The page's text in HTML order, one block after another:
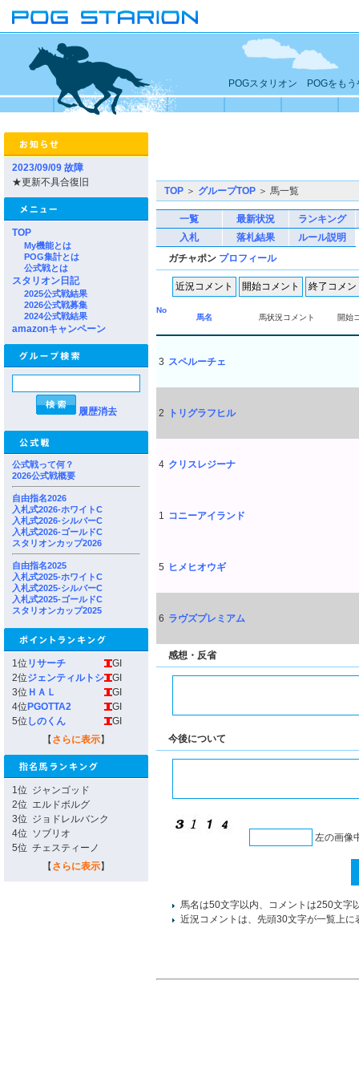
POGスタリオン POGをもう
2023/09/09 故障
★更新不具合復旧
TOP
My機能とは
POG集計とは
公式戦とは
スタリオン日記
2025公式戦結果
2026公式戦募集
2024公式戦結果
amazonキャンペーン
履歴消去
公式戦って何？
2026公式戦概要
自由指名2026
入札式2026-ホワイトC
入札式2026-シルバーC
入札式2026-ゴールドC
スタリオンカップ2026
自由指名2025
入札式2025-ホワイトC
入札式2025-シルバーC
入札式2025-ゴールドC
スタリオンカップ2025
1位 リサーチ
GI
2位ジェンティルトシ
GI
3位 ＨＡＬ
GI
4位 PGOTTA2
GI
5位 しのくん
GI
【 さらに表示】
1位 ジャンゴッド
2位 エルドボルグ
3位 ジョドレルバンク
4位 ソブリオ
5位 チェスティーノ
【 さらに表示】
TOP ＞ グループTOP ＞ 馬一覧
一覧 最新状況
ランキング
入札
落札結果
ルール説明
ガチャポン プロフィール
No
馬名
馬状況コメント 開始
3 スペルーチェ
2 トリグラフヒル
4 クリスレジーナ
1 コニーアイランド
5 ヒメヒオウギ
6 ラヴズプレミアム
感想・反省
今後について
左の画像
馬名は50文字以内、コメントは250文字
近況コメントは、先頭30文字が一覧上に